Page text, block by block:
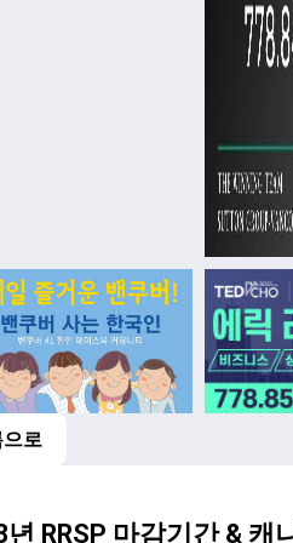
로
년 RRSP 마감기간 &